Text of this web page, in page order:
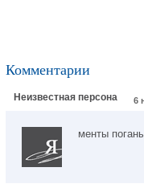
Комментарии
Неизвестная персона 6
менты